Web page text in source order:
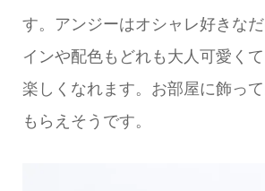
す。アンジーはオシャレ好きな
インや配色もどれも大人可愛く
楽しくなれます。お部屋に飾っ
もらえそうです。